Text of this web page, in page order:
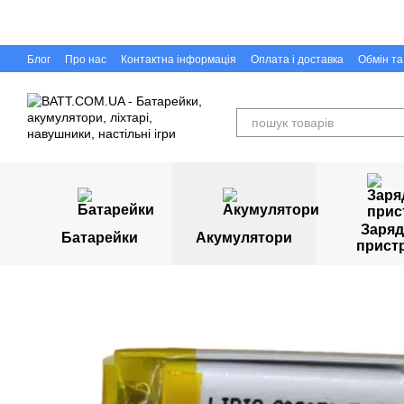
Блог Про нас Контактна інформація Оплата і доставка
Обмін
Батарейки Акумулятори